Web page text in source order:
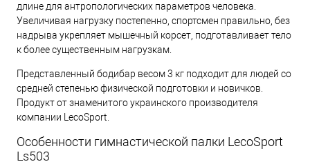
длине для антропологических параметров человека.
Увеличивая нагрузку постепенно, спортсмен правильно, без
надрыва укрепляет мышечный корсет, подготавливает тело
к более существенным нагрузкам.
Представленный бодибар весом 3 кг подходит для людей со
средней степенью физической подготовки и новичков.
Продукт от знаменитого украинского производителя
компании LecoSport.
Особенности гимнастической палки LecoSport
Ls503